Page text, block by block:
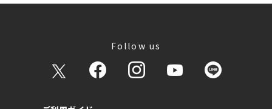
Follow us